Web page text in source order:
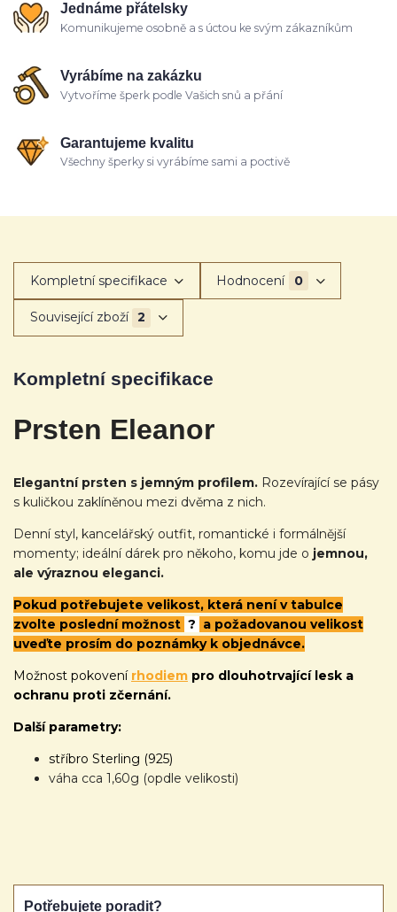
Jednáme přátelsky
Komunikujeme osobně a s úctou ke svým zákazníkům
Vyrábíme na zakázku
Vytvoříme šperk podle Vašich snů a přání
Garantujeme kvalitu
Všechny šperky si vyrábíme sami a poctivě
Kompletní specifikace Hodnocení 0
Související zboží 2
Kompletní specifikace
Prsten Eleanor
Elegantní prsten s jemným profilem. Rozevírající se pásy
s kuličkou zaklíněnou mezi dvěma z nich.
Denní styl, kancelářský outfit, romantické i formálnější
momenty; ideální dárek pro někoho, komu jde o jemnou,
ale výraznou eleganci.
Pokud potřebujete velikost, která není v tabulce
zvolte poslední možnost ? a požadovanou velikost
uveďte prosím do poznámky k objednávce.
Možnost pokovení rhodiem pro dlouhotrvající lesk a
ochranu proti zčernání.
Další parametry:
stříbro Sterling (925)
váha cca 1,60g (opdle velikosti)
Potřebujete poradit?